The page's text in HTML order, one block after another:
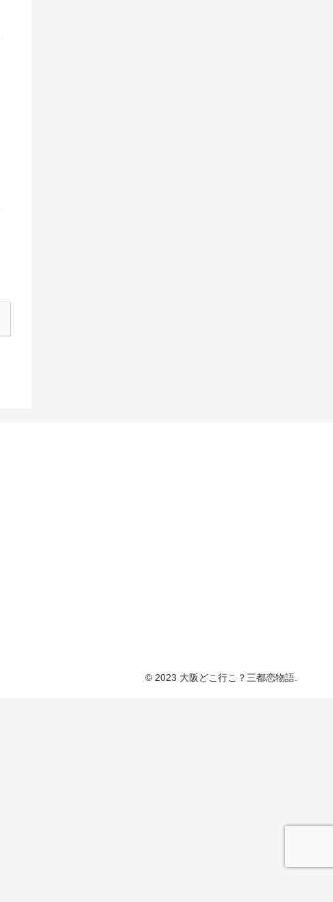
© 2023 大阪どこ行こ？三都恋物語.